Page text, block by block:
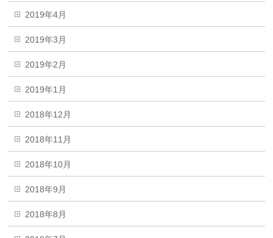
2019年4月
2019年3月
2019年2月
2019年1月
2018年12月
2018年11月
2018年10月
2018年9月
2018年8月